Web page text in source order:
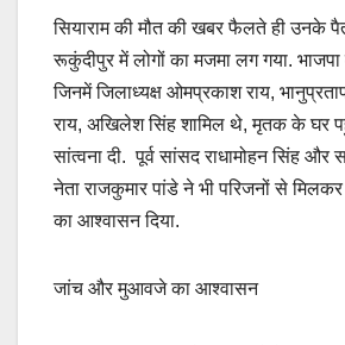
सियाराम की मौत की खबर फैलते ही उनके
रूकुंदीपुर में लोगों का मजमा लग गया.
जिनमें जिलाध्यक्ष ओमप्रकाश राय,
राय, अखिलेश सिंह शामिल थे, मृतक के घर
सांत्वना दी. पूर्व सांसद राधामोहन सिंह और
नेता राजकुमार पांडे ने भी परिजनों से मिलकर
का आश्वासन दिया.
जांच और मुआवजे का आश्वासन